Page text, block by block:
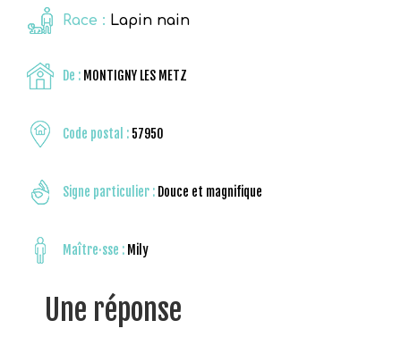
Race : Lapin nain
De : MONTIGNY LES METZ
Code postal : 57950
Signe particulier : Douce et magnifique
Maître·sse : Mily
Une réponse